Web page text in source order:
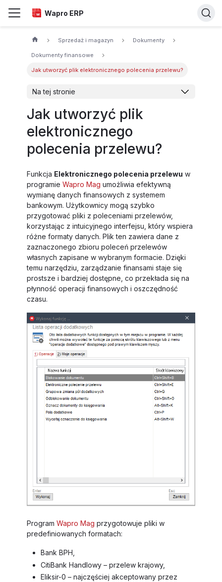
Wapro ERP
Sprzedaż i magazyn Dokumenty
Dokumenty finansowe
Jak utworzyć plik elektronicznego polecenia przelewu?
Na tej stronie
Jak utworzyć plik
elektronicznego
polecenia przelewu?
Funkcja Elektronicznego polecenia przelewu w
programie Wapro Mag umożliwia efektywną
wymianę danych finansowych z systemem
bankowym. Użytkownicy mogą szybko
przygotować pliki z poleceniami przelewów,
korzystając z intuicyjnego interfejsu, który wspiera
różne formaty danych. Plik ten zawiera dane z
zaznaczonego zbioru poleceń przelewów
własnych zapisane w wybranym formacie. Dzięki
temu narzędziu, zarządzanie finansami staje się
prostsze i bardziej dostępne, co przekłada się na
płynność operacji finansowych i oszczędność
czasu.
Program Wapro Mag przygotowuje pliki w
predefiniowanych formatach:
Bank BPH,
CitiBank Handlowy – przelew krajowy,
Eliksir-0 – najczęściej akceptowany przez